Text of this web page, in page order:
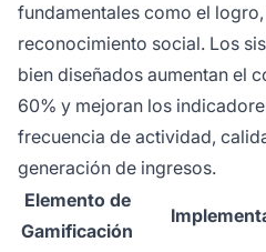
fundamentales como el
reconocimiento social. Los
bien diseñados aumentan el
60% y mejoran los
frecuencia de actividad,
generación de ingresos.
Elemento de
Gamificación